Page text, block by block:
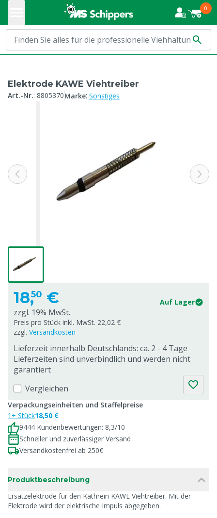
0
Elektrode KAWE Viehtreiber
Art.-Nr.: 8805370Marke: Sonstiges
18,50 € Auf Lager
zzgl. 19% MwSt.
Preis pro Stück inkl. MwSt. 22,02 €
zzgl. Versandkosten
Lieferzeit innerhalb Deutschlands: ca. 2 - 4 Tage
Lieferzeiten sind unverbindlich und werden nicht
garantiert
Vergleichen
Verpackungseinheiten und Staffelpreise
1+ Stück18,50 €
9444 Kundenbewertungen: 8,3/10
Schneller und zuverlässiger Versand
Versandkostenfrei ab 250€
Produktbeschreibung
Ersatzelektrode für den Kathrein KAWE Viehtreiber. Mit der
Elektrode wird der elektrische Impuls abgegeben.